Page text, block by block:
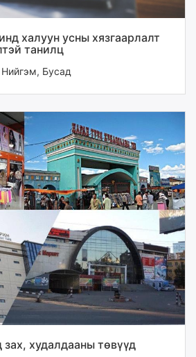
халуун усны хязгаарлалт
танилц
Нийгэм, Бусад
худалдааны төвүүд